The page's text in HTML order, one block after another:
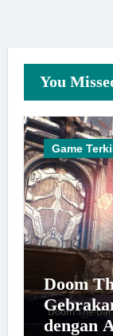
You
Game
Doom
dengan